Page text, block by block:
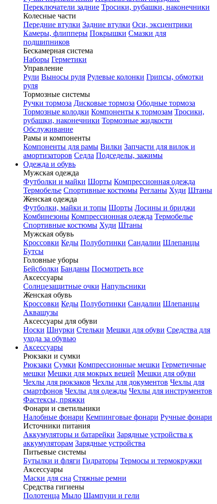
Переключатели задние Тросики, рубашки, наконечники
Колесные части
Передние втулки Задние втулки Оси, эксцентрики
Камеры, флипперы Покрышки Смазки для
подшипников
Бескамерная система
Наборы Герметики
Управление
Рули Выносы руля Рулевые колонки Грипсы, обмотки
руля
Тормозные системы
Ручки тормоза Дисковые тормоза Ободные тормоза
Тормозные колодки Компоненты к тормозам Тросики,
рубашки, наконечники Тормозные жидкости
Обслуживание
Рамы и компоненты
Компоненты для рамы Вилки Запчасти для вилок и
амортизаторов Седла Подседелы, зажимы
Одежда и обувь
Мужская одежда
Футболки и майки Шорты Компрессионная одежда
Термобелье Спортивные костюмы Регланы Худи Штаны
Женская одежда
Футболки, майки и топы Шорты Лосины и бриджи
Комбинезоны Компрессионная одежда Термобелье
Спортивные костюмы Худи Штаны
Мужская обувь
Кроссовки Кеды Полуботинки Сандалии Шлепанцы
Бутсы
Головные уборы
Бейсболки Банданы Посмотреть все
Аксессуары
Солнцезащитные очки Напульсники
Женская обувь
Кроссовки Кеды Полуботинки Сандалии Шлепанцы
Аквашузы
Аксессуары для обуви
Носки Шнурки Стельки Мешки для обуви Средства для
ухода за обувью
Аксессуары
Рюкзаки и сумки
Рюкзаки Сумки Компрессионные мешки Герметичные
мешки Мешки для мокрых вещей Мешки для обуви
Чехлы для рюкзаков Чехлы для документов Чехлы для
смартфонов Чехлы для одежды Чехлы для инструментов
Фастексы, пряжки
Фонари и светильники
Налобные фонари Кемпинговые фонари Ручные фонари
Источники питания
Аккумуляторы и батарейки Зарядные устройства к
аккумуляторам Зарядные устройства
Питьевые системы
Бутылки и фляги Гидраторы Термосы и термокружки
Аксессуары
Маски для сна Стяжные ремни
Средства гигиены
Полотенца Мыло Шампуни и гели